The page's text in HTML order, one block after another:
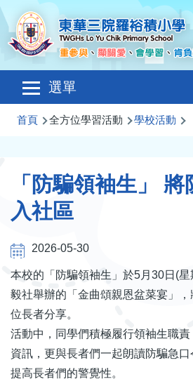
移至主內容
選單
Main
navigation
導
結
首頁 全方位學習活動 學校活動
「防騙領袖生」
入社區
2026-05-30
本校的「防騙領袖生」於5月 30日 (星
毅社舉辦的「金曲頌親恩盆菜宴」
位長者分享。
活動中，同學們積極履行領袖生職
資訊，更與長者們一起朗讀防騙急口
提高長者們的警覺性。